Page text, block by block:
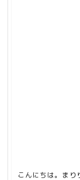
こんにちは。まり